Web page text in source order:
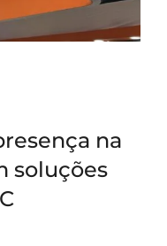
na
soluções